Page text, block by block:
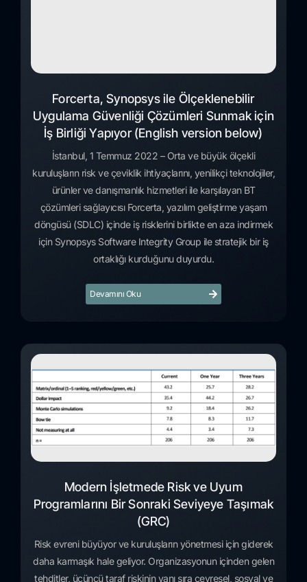
Forcerta, Synopsys ile Ölçeklenebilir
Uygulama Güvenliği Çözümleri Sunmak için
İş Birliği Yapıyor (English version below)
İstanbul, 1 Temmuz 2022 – Orta ve büyük ölçekli
kuruluşların risk ve çeviklik ihtiyaçlarını, yenilikçi teknolojiler,
ürünler ve danışmanlık hizmetleri ile karşılayan BT
çözümleri sağlayıcısı Forcerta, yazılım geliştirme yaşam
döngüsü (SDLC) içinde iş risklerini birlikte en aza indirmek
için Synopsys Software Integrity Group ile stratejik bir iş
ortaklığı kurduğunu duyurdu.
Devamını Oku
Modern İşletmede Risk ve Uyum
Programlarını Bir Sonraki Seviyeye Taşımak
(GRC)
Risk evreni büyüyor ve kuruluşların yönetmesi için giderek
daha karmaşık hale geliyor. Organizasyonun içinden gelen
tehditler, üçüncü taraf riskinin yanı sıra çevresel, sosyal ve